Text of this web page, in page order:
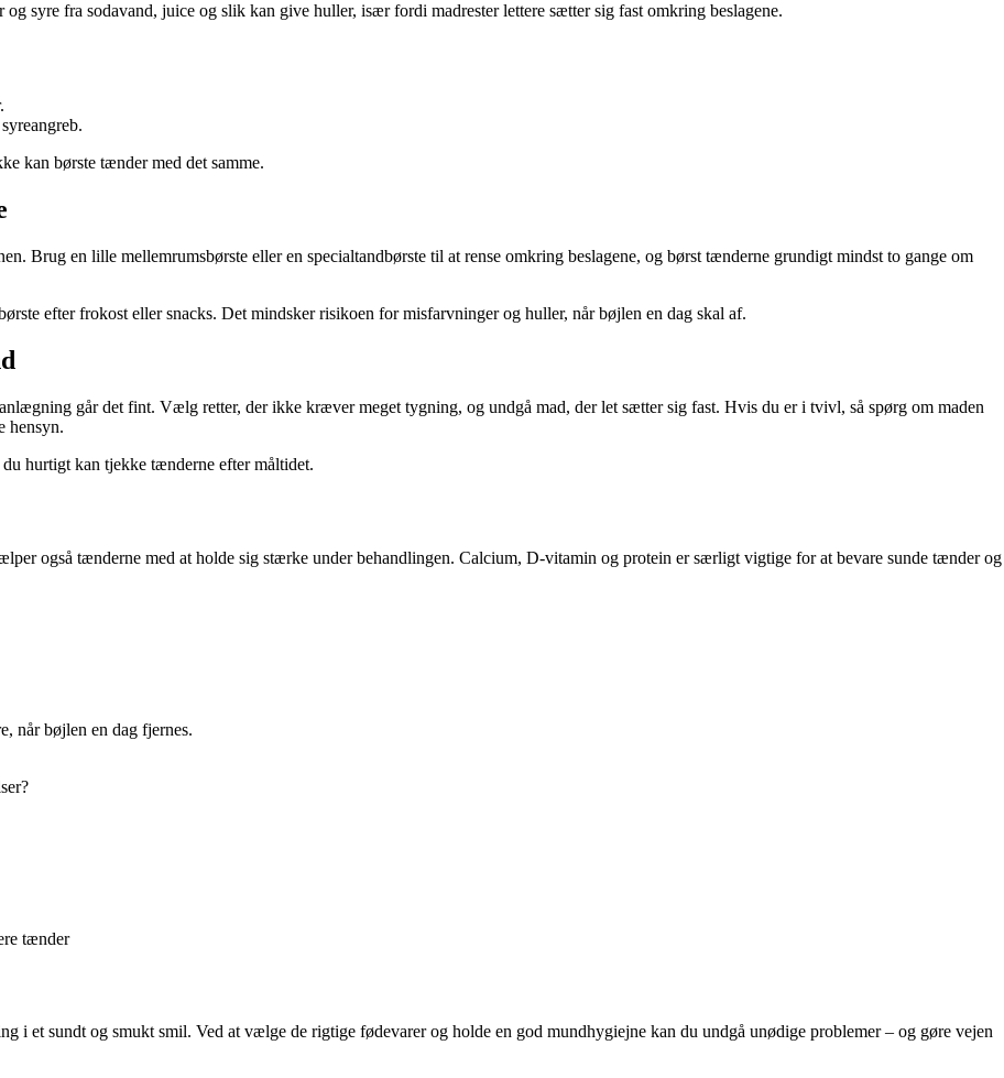
syre fra sodavand, juice og slik kan give huller, især fordi madrester lettere sætter sig fast omkring beslagene.
kan børste tænder med det samme.
Brug en lille mellemrumsbørste eller en specialtandbørste til at rense omkring beslagene, og børst tænderne grundigt mindst to gange om
efter frokost eller snacks. Det mindsker risikoen for misfarvninger og huller, når bøjlen en dag skal af.
går det fint. Vælg retter, der ikke kræver meget tygning, og undgå mad, der let sætter sig fast. Hvis du er i tvivl, så spørg om maden
hensyn.
hurtigt kan tjekke tænderne efter måltidet.
også tænderne med at holde sig stærke under behandlingen. Calcium, D-vitamin og protein er særligt vigtige for at bevare sunde tænder og
når bøjlen en dag fjernes.
tænder
i et sundt og smukt smil. Ved at vælge de rigtige fødevarer og holde en god mundhygiejne kan du undgå unødige problemer – og gøre vejen